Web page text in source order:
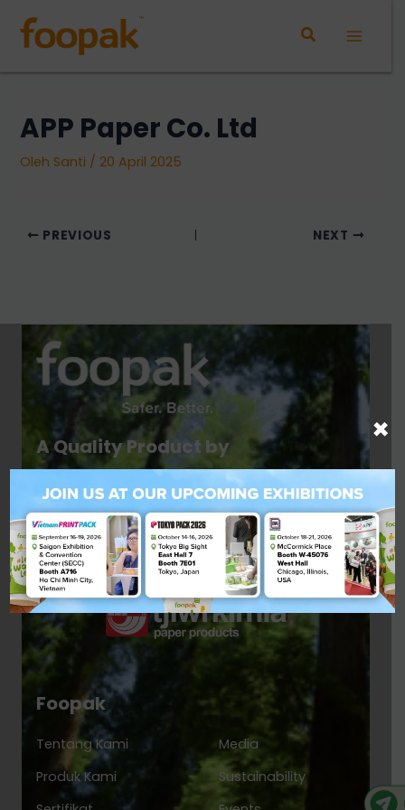
konten
APP Paper Co. Ltd
Oleh Santi / 20 April 2025
PREVIOUS NEXT
A Quality Product by
Foopak
Tentang Kami
Produk Kami
Media
Sustainability
×